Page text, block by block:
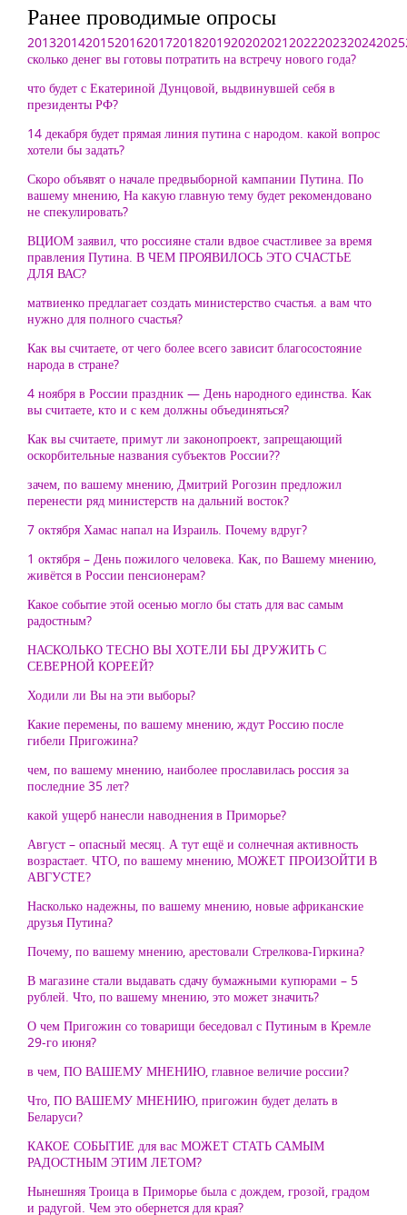
Ранее проводимые опросы
2013201420152016201720182019202020212022202320242025
сколько денег вы готовы потратить на встречу нового года?
что будет с Екатериной Дунцовой, выдвинувшей себя в
президенты РФ?
14 декабря будет прямая линия путина с народом. какой вопрос
хотели бы задать?
Скоро объявят о начале предвыборной кампании Путина. По
вашему мнению, На какую главную тему будет рекомендовано
не спекулировать?
ВЦИОМ заявил, что россияне стали вдвое счастливее за время
правления Путина. В ЧЕМ ПРОЯВИЛОСЬ ЭТО СЧАСТЬЕ
ДЛЯ ВАС?
матвиенко предлагает создать министерство счастья. а вам что
нужно для полного счастья?
Как вы считаете, от чего более всего зависит благосостояние
народа в стране?
4 ноября в России праздник — День народного единства. Как
вы считаете, кто и с кем должны объединяться?
Как вы считаете, примут ли законопроект, запрещающий
оскорбительные названия субъектов России??
зачем, по вашему мнению, Дмитрий Рогозин предложил
перенести ряд министерств на дальний восток?
7 октября Хамас напал на Израиль. Почему вдруг?
1 октября – День пожилого человека. Как, по Вашему мнению,
живётся в России пенсионерам?
Какое событие этой осенью могло бы стать для вас самым
радостным?
НАСКОЛЬКО ТЕСНО ВЫ ХОТЕЛИ БЫ ДРУЖИТЬ С
СЕВЕРНОЙ КОРЕЕЙ?
Ходили ли Вы на эти выборы?
Какие перемены, по вашему мнению, ждут Россию после
гибели Пригожина?
чем, по вашему мнению, наиболее прославилась россия за
последние 35 лет?
какой ущерб нанесли наводнения в Приморье?
Август – опасный месяц. А тут ещё и солнечная активность
возрастает. ЧТО, по вашему мнению, МОЖЕТ ПРОИЗОЙТИ В
АВГУСТЕ?
Насколько надежны, по вашему мнению, новые африканские
друзья Путина?
Почему, по вашему мнению, арестовали Стрелкова-Гиркина?
В магазине стали выдавать сдачу бумажными купюрами – 5
рублей. Что, по вашему мнению, это может значить?
О чем Пригожин со товарищи беседовал с Путиным в Кремле
29-го июня?
в чем, ПО ВАШЕМУ МНЕНИЮ, главное величие россии?
Что, ПО ВАШЕМУ МНЕНИЮ, пригожин будет делать в
Беларуси?
КАКОЕ СОБЫТИЕ для вас МОЖЕТ СТАТЬ САМЫМ
РАДОСТНЫМ ЭТИМ ЛЕТОМ?
Нынешняя Троица в Приморье была с дождем, грозой, градом
и радугой. Чем это обернется для края?